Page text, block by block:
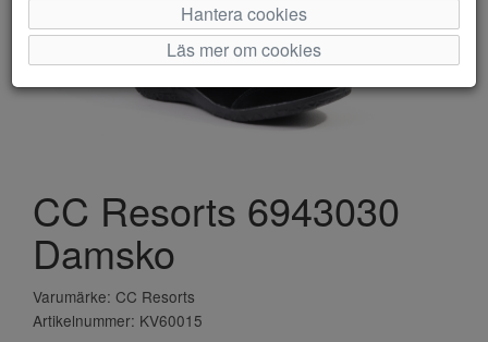
CC Resorts 6943030
Damsko
Varumärke: CC Resorts
Artikelnummer: KV60015
Hantera cookies
Läs mer om cookies